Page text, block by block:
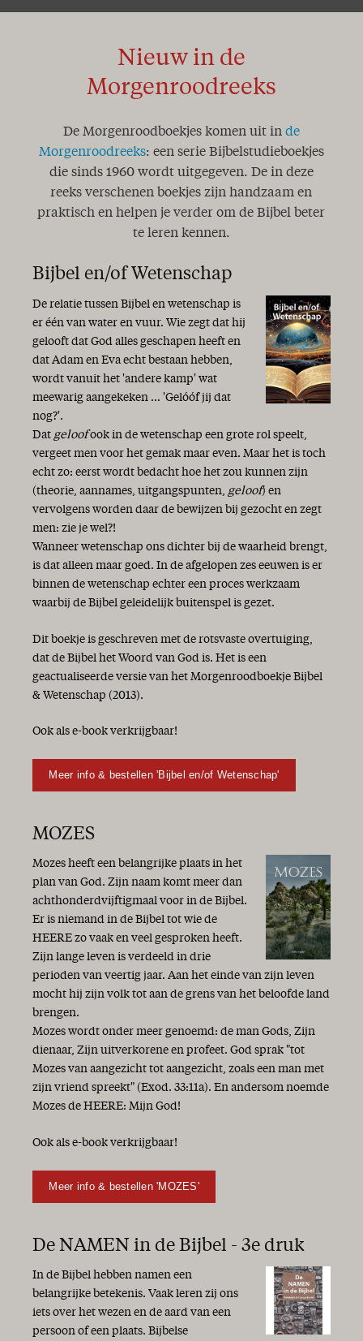
Nieuw in de
Morgenroodreeks
De Morgenroodboekjes komen uit in de
Morgenroodreeks: een serie Bijbelstudieboekjes
die sinds 1960 wordt uitgegeven. De in deze
reeks verschenen boekjes zijn handzaam en
praktisch en helpen je verder om de Bijbel beter
te leren kennen.
Bijbel en/of Wetenschap
De relatie tussen Bijbel en wetenschap is
er één van water en vuur. Wie zegt dat hij
gelooft dat God alles geschapen heeft en
dat Adam en Eva echt bestaan hebben,
wordt vanuit het 'andere kamp' wat
meewarig aangekeken ... 'Gelóóf jij dat
nog?'.
Dat geloofook in de wetenschap een grote rol speelt,
vergeet men voor het gemak maar even. Maar het is toch
echt zo: eerst wordt bedacht hoe het zou kunnen zijn
(theorie, aannames, uitgangspunten, geloof) en
vervolgens worden daar de bewijzen bij gezocht en zegt
men: zie je wel?!
Wanneer wetenschap ons dichter bij de waarheid brengt,
is dat alleen maar goed. In de afgelopen zes eeuwen is er
binnen de wetenschap echter een proces werkzaam
waarbij de Bijbel geleidelijk buitenspel is gezet.
Dit boekje is geschreven met de rotsvaste overtuiging,
dat de Bijbel het Woord van God is. Het is een
geactualiseerde versie van het Morgenroodboekje Bijbel
& Wetenschap (2013).
Ook als e-book verkrijgbaar!
Meer info & bestellen 'Bijbel en/of Wetenschap'
MOZES
Mozes heeft een belangrijke plaats in het
plan van God. Zijn naam komt meer dan
achthonderdvijftigmaal voor in de Bijbel.
Er is niemand in de Bijbel tot wie de
HEERE zo vaak en veel gesproken heeft.
Zijn lange leven is verdeeld in drie
perioden van veertig jaar. Aan het einde van zijn leven
mocht hij zijn volk tot aan de grens van het beloofde land
brengen.
Mozes wordt onder meer genoemd: de man Gods, Zijn
dienaar, Zijn uitverkorene en profeet. God sprak "tot
Mozes van aangezicht tot aangezicht, zoals een man met
zijn vriend spreekt" (Exod. 33:11a). En andersom noemde
Mozes de HEERE: Mijn God!
Ook als e-book verkrijgbaar!
Meer info & bestellen 'MOZES'
De NAMEN in de Bijbel - 3e druk
In de Bijbel hebben namen een
belangrijke betekenis. Vaak leren zij ons
iets over het wezen en de aard van een
persoon of een plaats. Bijbelse